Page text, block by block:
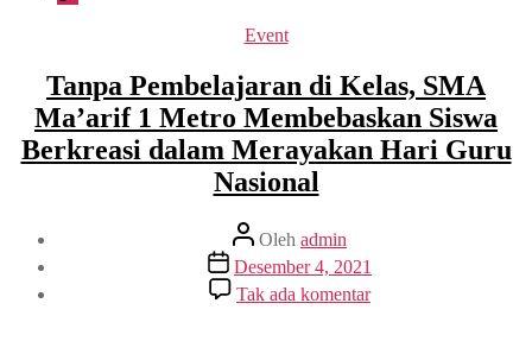
Kategori
Event
Tanpa Pembelajaran di Kelas, SMA
Ma’arif 1 Metro Membebaskan Siswa
Berkreasi dalam Merayakan Hari Guru
Nasional
Penulis
artikel
Oleh admin
Tanggal
artikel
Desember 4, 2021
Tak ada komentarpada
Tanpa